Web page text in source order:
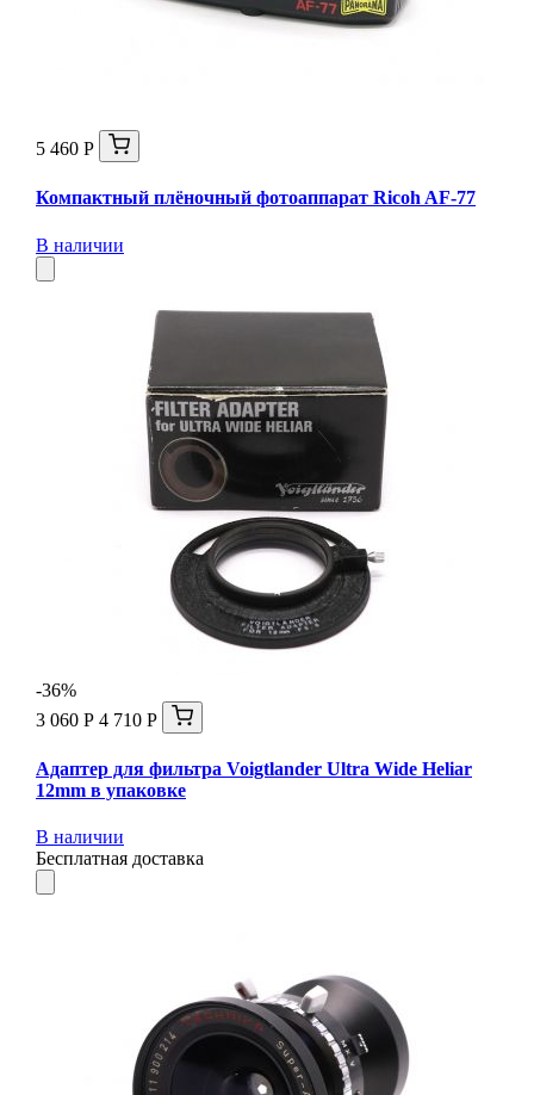
5 460 Р
Компактный плёночный фотоаппарат Ricoh AF-77
В наличии
-36%
3 060 Р 4 710 Р
Адаптер для фильтра Voigtlander Ultra Wide Heliar
12mm в упаковке
В наличии
Бесплатная доставка